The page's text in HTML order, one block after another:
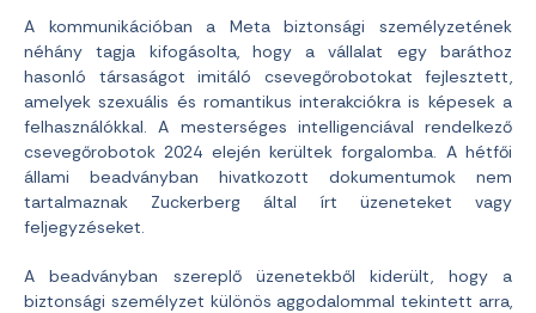
A kommunikációban a Meta biztonsági személyzetének
néhány tagja kifogásolta, hogy a vállalat egy baráthoz
hasonló társaságot imitáló csevegőrobotokat fejlesztett,
amelyek szexuális és romantikus interakciókra is képesek a
felhasználókkal. A mesterséges intelligenciával rendelkező
csevegőrobotok 2024 elején kerültek forgalomba. A hétfői
állami beadványban hivatkozott dokumentumok nem
tartalmaznak Zuckerberg által írt üzeneteket vagy
feljegyzéseket.
A beadványban szereplő üzenetekből kiderült, hogy a
biztonsági személyzet különös aggodalommal tekintett arra,